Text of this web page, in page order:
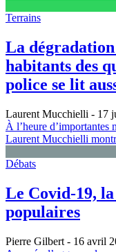
Terrains
La
habitants des
police se lit
Laurent Mucchielli - 17
À l’heure d’importantes
Laurent Mucchielli
Débats
Le Covid-19,
populaires
Pierre Gilbert - 16 avril